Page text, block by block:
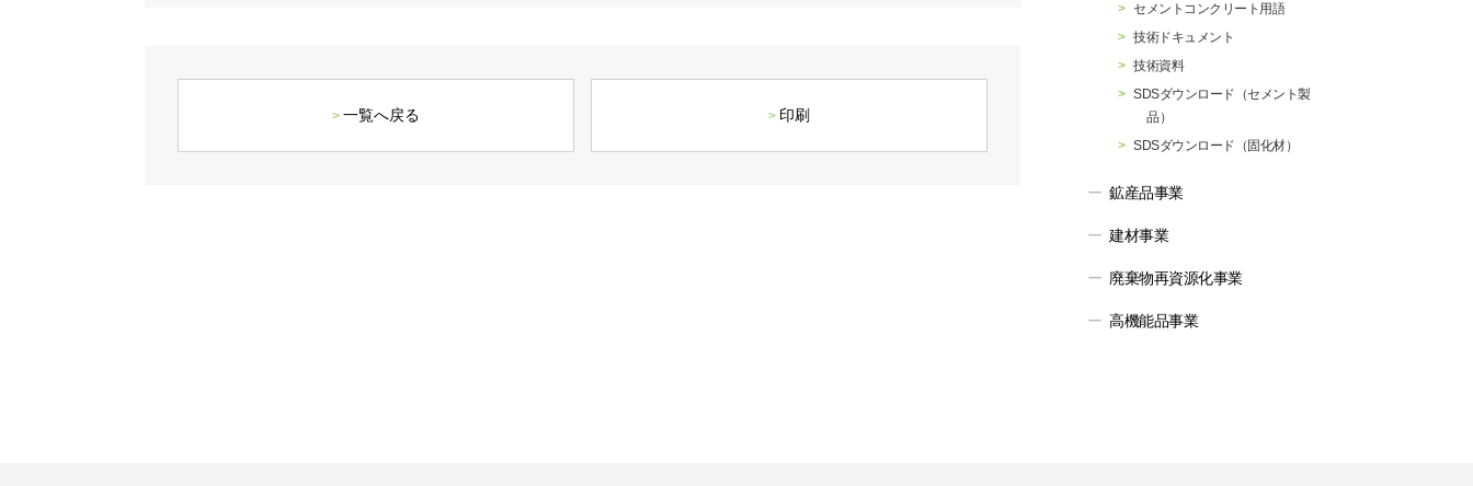
一覧へ戻る 印刷
セメントコンクリート用語
技術ドキュメント
技術資料
SDSダウンロード（セメント製
品）
SDSダウンロード（固化材）
鉱産品事業
建材事業
廃棄物再資源化事業
高機能品事業